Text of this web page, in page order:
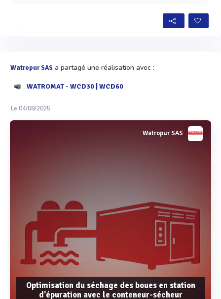
Watropur SAS a partagé une réalisation avec :
WATROMAT - WCD30 | WCD60
Le 04/08/2025
Watropur SAS
Optimisation du séchage des boues en station
d'épuration avec le conteneur-sécheur